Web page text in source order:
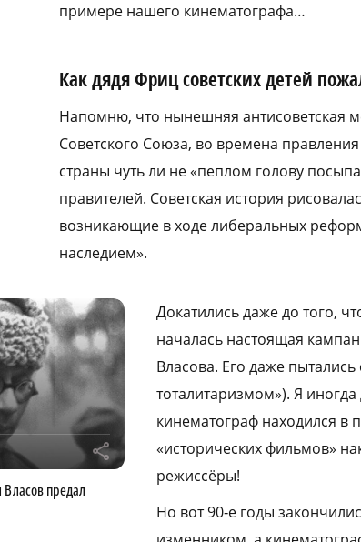
примере нашего кинематографа…
Как дядя Фриц советских детей
Напомню, что нынешняя антисоветская
Советского Союза, во времена
страны чуть ли не «пеплом голову
правителей. Советская история
возникающие в ходе либеральных
наследием».
r
Власов предал
Докатились даже до того,
началась настоящая
Власова. Его даже
тоталитаризмом»). Я
кинематограф находился в
«исторических фильмов»
режиссёры!
Но вот 90‑е годы